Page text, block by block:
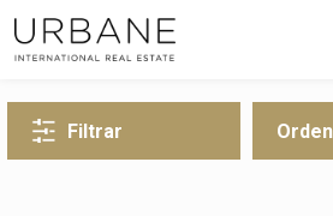
Filtrar